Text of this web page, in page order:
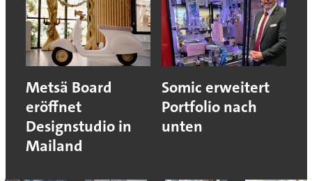
Metsä Board
eröffnet
Designstudio in
Mailand
Somic erweitert
Portfolio nach
unten